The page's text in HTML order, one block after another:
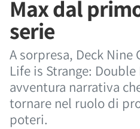
Max dal
serie
A sorpresa, Deck Nine
Life is Strange:
avventura narrativa
tornare nel ruolo di
poteri.